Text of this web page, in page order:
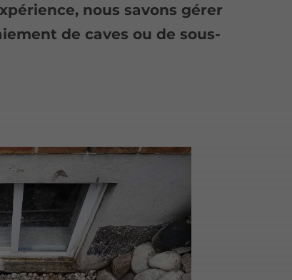
nous savons gérer
de caves ou de sous-